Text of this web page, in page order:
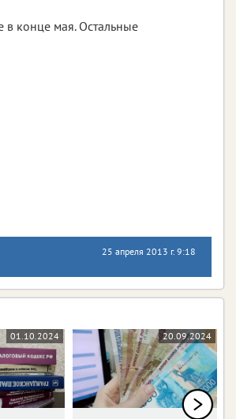
в конце мая. Остальные
25 апреля 2013 г. 9:18
01.10.2024 20.09.2024